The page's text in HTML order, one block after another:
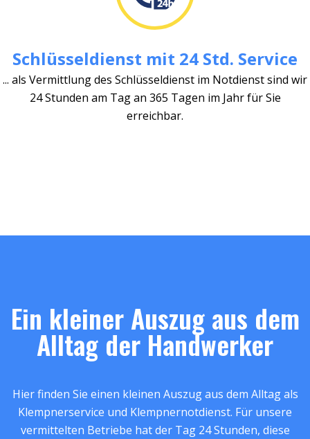
Schlüsseldienst mit 24 Std. Service
... als Vermittlung des Schlüsseldienst im Notdienst sind wir
24 Stunden am Tag an 365 Tagen im Jahr für Sie
erreichbar.
Ein kleiner Auszug aus dem
Alltag der Handwerker
Hier finden Sie einen kleinen Auszug aus dem Alltag als
Klempnerservice und Klempnernotdienst. Für unsere
vermittelten Betriebe hat der Tag 24 Stunden, diese